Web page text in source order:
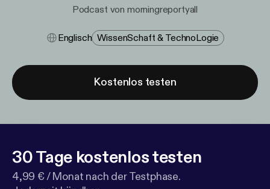
Podcast von morningreportyall
Englisch Wissen​schaft & Techno​logie
Kostenlos testen
30 Tage kostenlos testen
4,99 € / Monat nach der Testphase.